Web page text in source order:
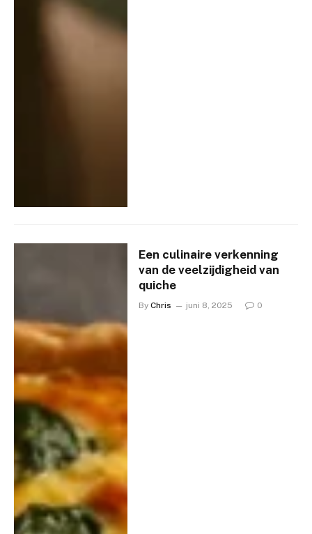
Een culinaire verkenning
van de veelzijdigheid van
quiche
By Chris juni 8, 2025 0